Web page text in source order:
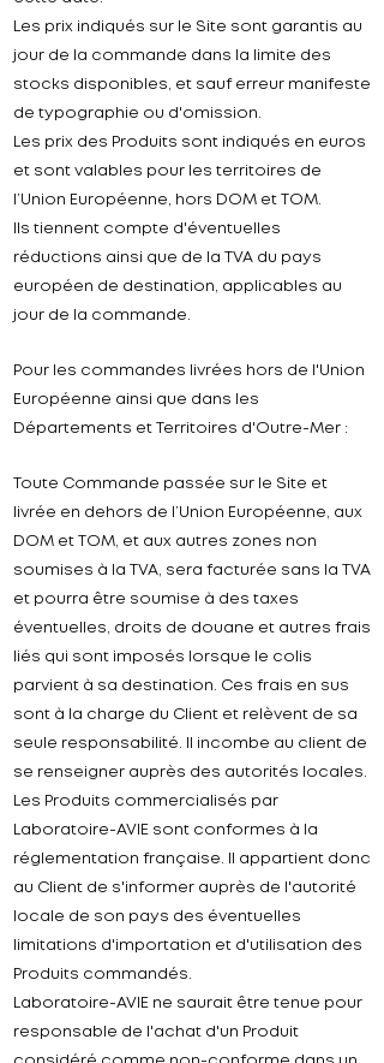
Les prix indiqués sur le Site sont garantis au
jour de la commande dans la limite des
stocks disponibles, et sauf erreur manifeste
de typographie ou d'omission.
Les prix des Produits sont indiqués en euros
et sont valables pour les territoires de
l’Union Européenne, hors DOM et TOM.
Ils tiennent compte d'éventuelles
réductions ainsi que de la TVA du pays
européen de destination, applicables au
jour de la commande.
Pour les commandes livrées hors de l'Union
Européenne ainsi que dans les
Départements et Territoires d'Outre-Mer :
Toute Commande passée sur le Site et
livrée en dehors de l’Union Européenne, aux
DOM et TOM, et aux autres zones non
soumises à la TVA, sera facturée sans la TVA
et pourra être soumise à des taxes
éventuelles, droits de douane et autres frais
liés qui sont imposés lorsque le colis
parvient à sa destination. Ces frais en sus
sont à la charge du Client et relèvent de sa
seule responsabilité. Il incombe au client de
se renseigner auprès des autorités locales.
Les Produits commercialisés par
Laboratoire-AVIE sont conformes à la
réglementation française. Il appartient donc
au Client de s'informer auprès de l'autorité
locale de son pays des éventuelles
limitations d'importation et d'utilisation des
Produits commandés.
Laboratoire-AVIE ne saurait être tenue pour
responsable de l'achat d'un Produit